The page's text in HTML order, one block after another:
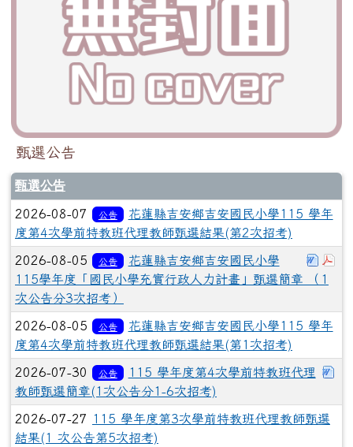
甄選公告
甄選公告
2026-08-07 公告
花蓮縣吉安鄉吉安國民小學115 學年
度第4次學前特教班代理教師甄選結果(第2次招考)
下載
2026-08-05 公告
花蓮縣吉安鄉吉安國民小學
115學年度「國民小學充實行政人力計畫」甄選簡章 （1
次公告分3次招考）
2026-08-05 公告
花蓮縣吉安鄉吉安國民小學115 學年
度第4次學前特教班代理教師甄選結果(第1次招考)
2026-07-30 公告
115 學年度第4次學前特教班代理
教師甄選簡章(1次公告分1-6次招考)
2026-07-27
115 學年度第3次學前特教班代理教師甄選
結果(1 次公告第5次招考)